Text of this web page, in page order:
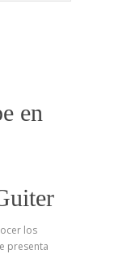
en
los
presenta